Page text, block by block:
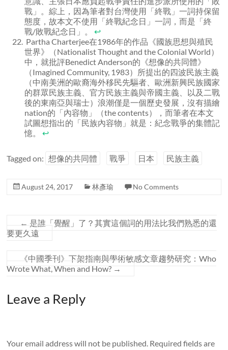
戰」。綜上，因為筆者對台灣使用「終戰」一詞持保留
態度，故本文不使用「終戰紀念日」一詞，而是「終
戰/敗戰紀念日」。↩
Partha Charterjee在1986年的作品《國族思想與殖民
世界》（Nationalist Thought and the Colonial World）
中，就批評Benedict Anderson的《想像的共同體》
（Imagined Community, 1983）所提出的四波民族主義
（中南美洲的歐裔海外移民先驅者 、歐洲新興民族國家
的群眾民族主義 、官方民族主義與帝國主義
以及二戰
後的東南亞與瑞士）浪潮僅是一個歷史發展，沒有描繪
nation的「內容物」（the contents），而筆者在本文
試圖想指出的「民族內容物」就是：紀念戰爭的集體記
憶。
↩
Tagged on: 想像的共同體 戰爭 日本 民族主義
August 24, 2017 林彥瑜 No Comments
← 是誰「覺醒」了？其實這個詞的用法比我們熟悉的還
要更久遠
《中國季刊》下架指南與學術敏感文章趨勢研究：Who
Wrote What, When and How? →
Leave a Reply
Your email address will not be published. Required fields are